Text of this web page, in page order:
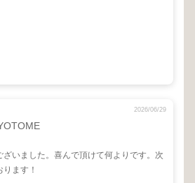
2026/06/29
ざいました。喜んで頂けて何よりです。次
ます！